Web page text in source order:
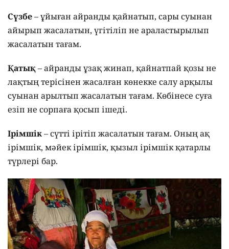
Сүзбе– ұйыған айранды қайнатып, сары суынан
айырып жасалатын, үгітіліп не араластырылып
жасалатын тағам.
Қатық– айранды ұзақ жинап, қайнатпай қозы не
лақтың терісінен жасалған көнекке салу арқылы
суынан арылтып жасалатын тағам. Көбінесе суға
езіп не сорпаға қосып ішеді.
Ірімшік– сүтті ірітіп жасалатын тағам. Оның ақ
ірімшік, мәйек ірімшік, қызыл ірімшік қатарлы
түрлері бар.